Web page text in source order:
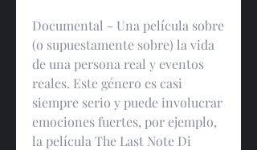
Documental - Una película sobre
(o supuestamente sobre) la vida
de una persona real y eventos
reales. Este género es casi
siempre serio y puede involucrar
emociones fuertes, por ejemplo,
la película The Last Note Di